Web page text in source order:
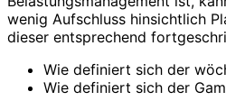
wenig Aufschluss hinsichtlich
dieser entsprechend
Wie definiert sich der
Wie definiert sich der